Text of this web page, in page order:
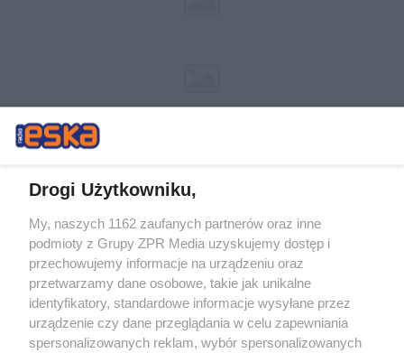
Żaden utwór zamieszczony w serwisie nie może być powielany i
rozpowszechniany lub dalej rozpowszechniany w jakikolwiek sposób (w
tym także elektroniczny lub mechaniczny) na jakimkolwiek polu
eksploatacji w jakiejkolwiek formie, włącznie z umieszczaniem w
Internecie bez pisemnej zgody właściciela praw. Jakiekolwiek użycie lub
wykorzystanie utworów w całości lub w części z naruszeniem prawa,
tzn. bez właściwej zgody, jest zabronione pod groźbą kary i może być
ścigane prawnie.
Drogi Użytkowniku,
My, naszych 1162 zaufanych partnerów oraz inne
podmioty z Grupy ZPR Media uzyskujemy dostęp i
przechowujemy informacje na urządzeniu oraz
przetwarzamy dane osobowe, takie jak unikalne
identyfikatory, standardowe informacje wysyłane przez
urządzenie czy dane przeglądania w celu zapewniania
spersonalizowanych reklam, wybór spersonalizowanych